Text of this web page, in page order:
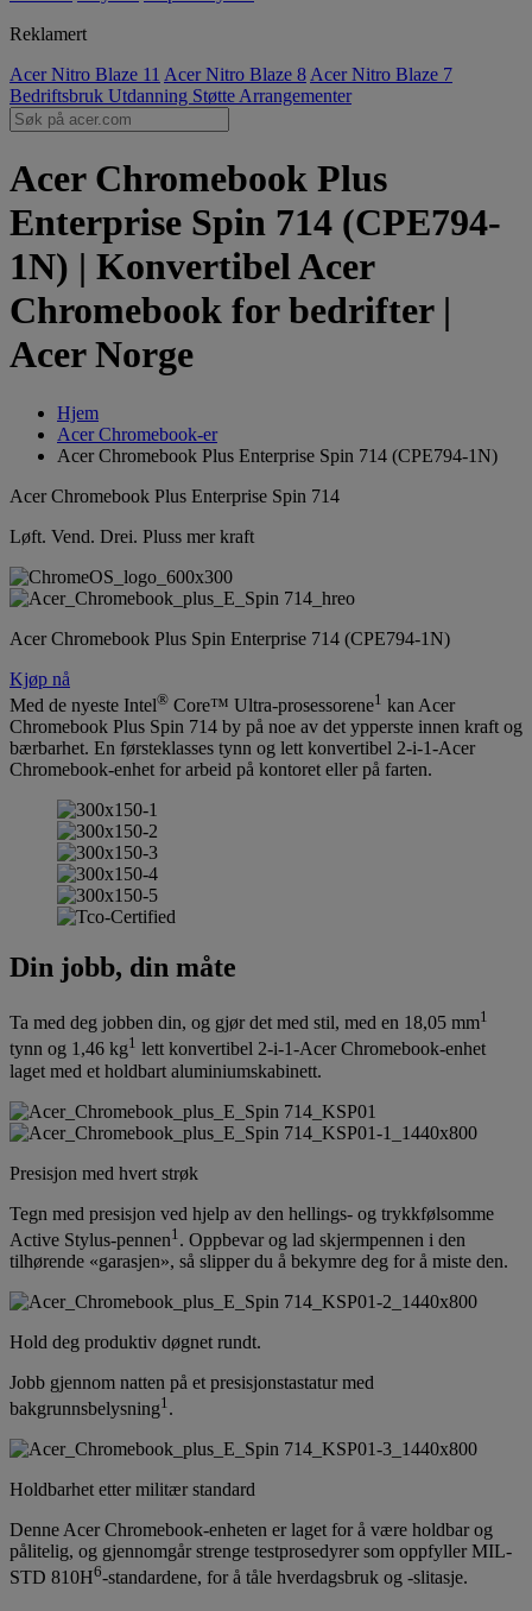
Reklamert
Acer Nitro Blaze 11 Acer Nitro Blaze 8 Acer Nitro Blaze 7
Bedriftsbruk Utdanning Støtte Arrangementer
Acer Chromebook Plus
Enterprise Spin 714 (CPE794-
1N) | Konvertibel Acer
Chromebook for bedrifter |
Acer Norge
Hjem
Acer Chromebook-er
Acer Chromebook Plus Enterprise Spin 714 (CPE794-1N)
Acer Chromebook Plus Enterprise Spin 714
Løft. Vend. Drei. Pluss mer kraft
Acer Chromebook Plus Spin Enterprise 714 (CPE794-1N)
Kjøp nå
Med de nyeste Intel® Core™ Ultra-prosessorene1 kan Acer
Chromebook Plus Spin 714 by på noe av det ypperste innen kraft og
bærbarhet. En førsteklasses tynn og lett konvertibel 2-i-1-Acer
Chromebook-enhet for arbeid på kontoret eller på farten.
Din jobb, din måte
Ta med deg jobben din, og gjør det med stil, med en 18,05 mm1
tynn og 1,46 kg1 lett konvertibel 2-i-1-Acer Chromebook-enhet
laget med et holdbart aluminiumskabinett.
Presisjon med hvert strøk
Tegn med presisjon ved hjelp av den hellings- og trykkfølsomme
Active Stylus-pennen1 . Oppbevar og lad skjermpennen i den
tilhørende «garasjen», så slipper du å bekymre deg for å miste den.
Hold deg produktiv døgnet rundt.
Jobb gjennom natten på et presisjonstastatur med
bakgrunnsbelysning1.
Holdbarhet etter militær standard
Denne Acer Chromebook-enheten er laget for å være holdbar og
pålitelig, og gjennomgår strenge testprosedyrer som oppfyller MIL-
STD 810H6-standardene, for å tåle hverdagsbruk og -slitasje.